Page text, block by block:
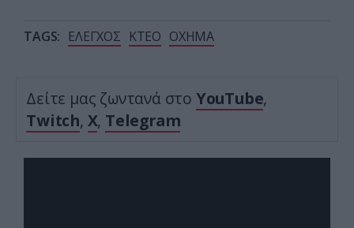
TAGS: ΕΛΕΓΧΟΣ ΚΤΕΟ ΟΧΗΜΑ
Δείτε μας ζωντανά στο YouTube,
Twitch, X, Telegram